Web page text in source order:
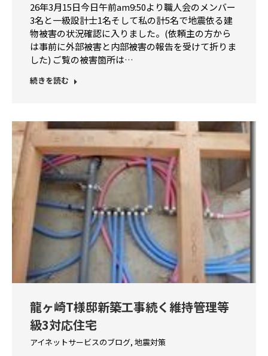
26年3月15日今日午前am9:50より職人会のメンバー
3名と一級設計士1名そして私の計5名で地震依る建
物被害の状況確認に入りました。(依頼主の方から
は事前に外部被害と内部被害の報告を受けて折りま
した) ご覧の被害箇所は…
続きを読む
龍ヶ崎T様邸新築工事続く維持管理等
級3対応住宅
アイネットサービスのブログ, 地震対策